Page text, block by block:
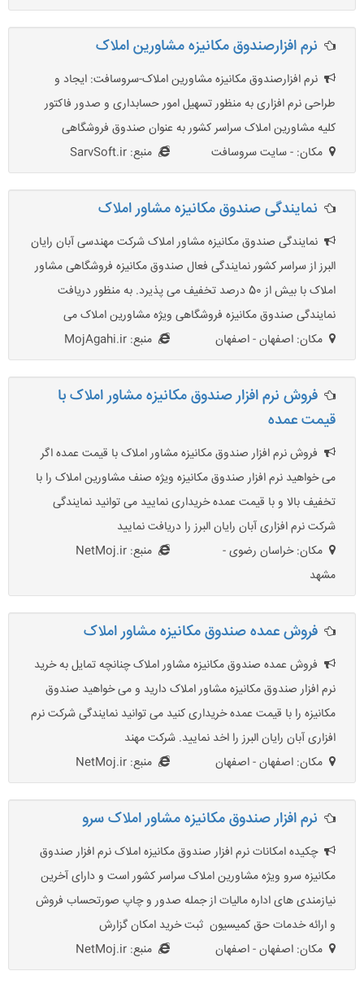
نرم افزارصندوق مکانیزه مشاورین املاک
نرم افزارصندوق مکانیزه مشاورین املاک-سروسافت: ایجاد و
طراحی نرم افزاری به منظور تسهیل امور حسابداری و صدور فاکتور
کلیه مشاورین املاک سراسر کشور به عنوان صندوق فروشگاهی
مکان: - سایت سروسافت
منبع: SarvSoft.ir
نمایندگی صندوق مکانیزه مشاور املاک
نمایندگی صندوق مکانیزه مشاور املاک شرکت مهندسی آبان رایان
البرز از سراسر کشور نمایندگی فعال صندوق مکانیزه فروشگاهی مشاور
املاک با بیش از 50 درصد تخفیف می پذیرد. به منظور دریافت
نمایندگی صندوق مکانیزه فروشگاهی ویژه مشاورین املاک می
مکان: اصفهان - اصفهان
منبع: MojAgahi.ir
فروش نرم افزار صندوق مکانیزه مشاور املاک با
قیمت عمده
فروش نرم افزار صندوق مکانیزه مشاور املاک با قیمت عمده اگر
می خواهید نرم افزار صندوق مکانیزه ویژه صنف مشاورین املاک را با
تخفیف بالا و با قیمت عمده خریداری نمایید می توانید نمایندگی
شرکت نرم افزاری آبان رایان البرز را دریافت نمایید
مکان: خراسان رضوی -
مشهد
منبع: NetMoj.ir
فروش عمده صندوق مکانیزه مشاور املاک
فروش عمده صندوق مکانیزه مشاور املاک چنانچه تمایل به خرید
نرم افزار صندوق مکانیزه مشاور املاک دارید و می خواهید صندوق
مکانیزه را با قیمت عمده خریداری کنید می توانید نمایندگی شرکت نرم
افزاری آبان رایان البرز را اخد نمایید. شرکت مهند
مکان: اصفهان - اصفهان
منبع: NetMoj.ir
نرم افزار صندوق مکانیزه مشاور املاک سرو
چکیده امکانات نرم افزار صندوق مکانیزه املاک نرم افزار صندوق
مکانیزه سرو ویژه مشاورین املاک سراسر کشور است و دارای آخرین
نیازمندی های اداره مالیات از جمله صدور و چاپ صورتحساب فروش
و ارائه خدمات حق کمیسیون ثبت خرید امکان گزارش
مکان: اصفهان - اصفهان
منبع: NetMoj.ir